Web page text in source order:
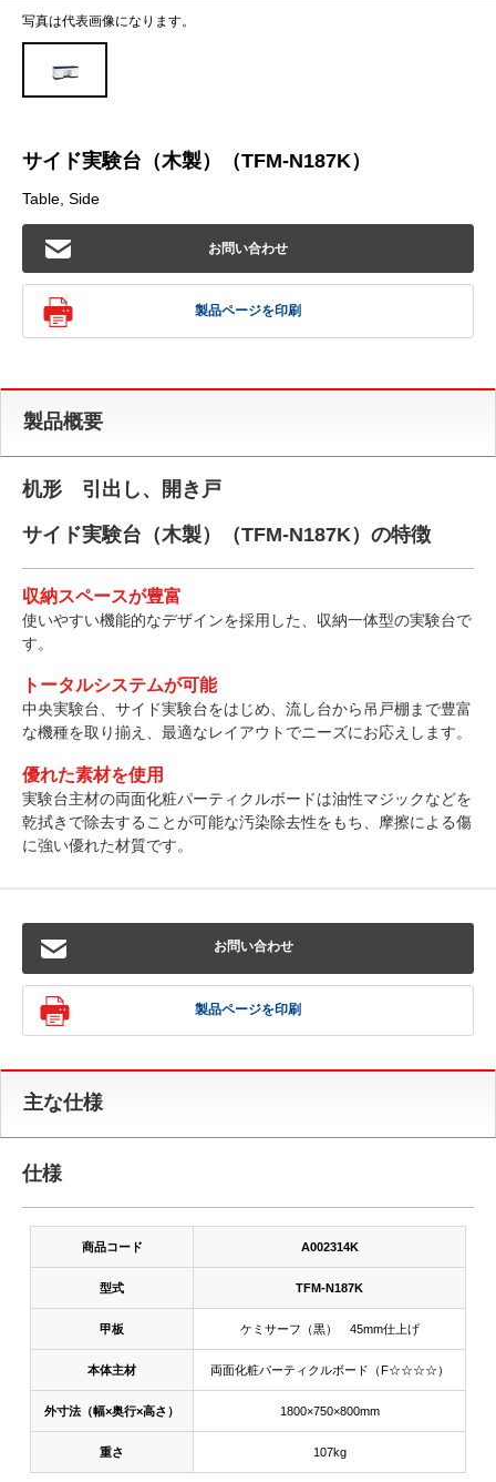
写真は代表画像になります。
サイド実験台（木製）（TFM-N187K）
Table, Side
お問い合わせ
製品ページを印刷
製品概要
机形 引出し、開き戸
サイド実験台（木製）（TFM-N187K）の特徴
収納スペースが豊富
使いやすい機能的なデザインを採用した、収納一体型の実験台で
す。
トータルシステムが可能
中央実験台、サイド実験台をはじめ、流し台から吊戸棚まで豊富
な機種を取り揃え、最適なレイアウトでニーズにお応えします。
優れた素材を使用
実験台主材の両面化粧パーティクルボードは油性マジックなどを
乾拭きで除去することが可能な汚染除去性をもち、摩擦による傷
に強い優れた材質です。
お問い合わせ
製品ページを印刷
主な仕様
仕様
商品コード A002314K
型式 TFM-N187K
甲板 ケミサーフ（黒） 45mm仕上げ
本体主材 両面化粧パーティクルボード（F☆☆☆☆）
外寸法（幅×奥行×高さ） 1800×750×800mm
重さ 107kg